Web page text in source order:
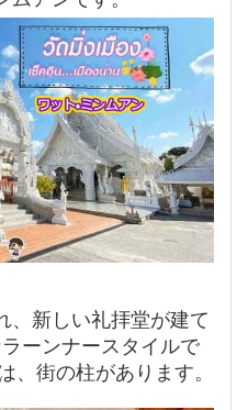
、新しい礼拝堂が建て
ーンナースタイルで
街の柱があります。